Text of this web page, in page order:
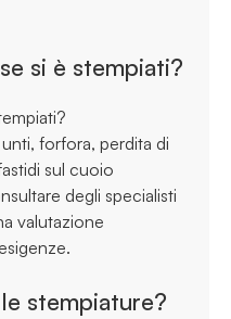
si è stempiati?
forfora, perdita di
sul cuoio
degli specialisti
valutazione
stempiature?